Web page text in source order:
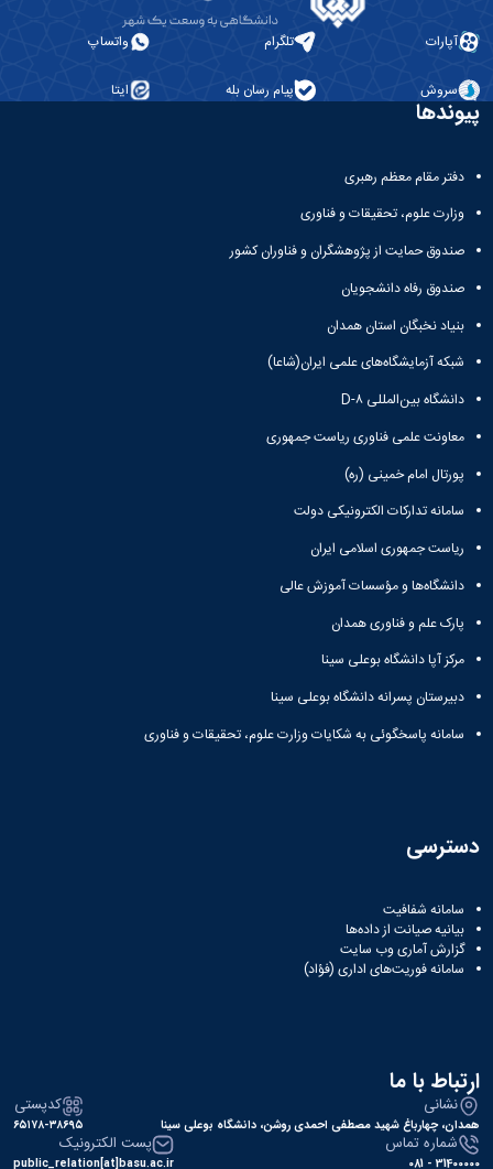
آپارات تلگرام واتساپ
سروش پیام رسان بله ایتا
پیوندها
دفتر مقام معظم رهبری
وزارت علوم، تحقیقات و فناوری
صندوق حمایت از پژوهشگران و فناوران کشور
صندوق رفاه دانشجویان
بنیاد نخبگان استان همدان
شبکه آزمایشگاه‌های علمی ایران(شاعا)
دانشگاه بین‌المللی D-۸
معاونت علمی فناوری ریاست جمهوری
پورتال امام خمینی (ره)
سامانه تدارکات الکترونیکی دولت
ریاست جمهوری اسلامی ایران
دانشگاه‌ها و مؤسسات آموزش عالی
پارک علم و فناوری همدان
مرکز آپا دانشگاه بوعلی سینا
دبیرستان پسرانه دانشگاه بوعلی سینا
سامانه پاسخگوئی به شکایات وزارت علوم، تحقیقات و فناوری
دسترسی
سامانه شفافیت
بیانیه صیانت از داده‌ها
گزارش آماری وب‌ سایت
سامانه فوریت‌های اداری (فؤاد)
ارتباط با ما
نشانی
همدان، چهارباغ شهید مصطفی احمدی روشن، دانشگاه بوعلی سینا
کدپستی
۶۵۱۷۸-۳۸۶۹۵
شماره تماس
31400000 - 081
پست الکترونیک
public_relation[at]basu.ac.ir